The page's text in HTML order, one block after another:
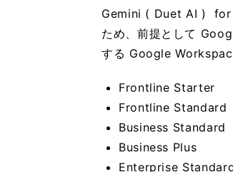
Gemini ( Duet AI ) for
ため、前提として
する Google
Frontline Starter
Frontline Standard
Business Standard
Business Plus
Enterprise